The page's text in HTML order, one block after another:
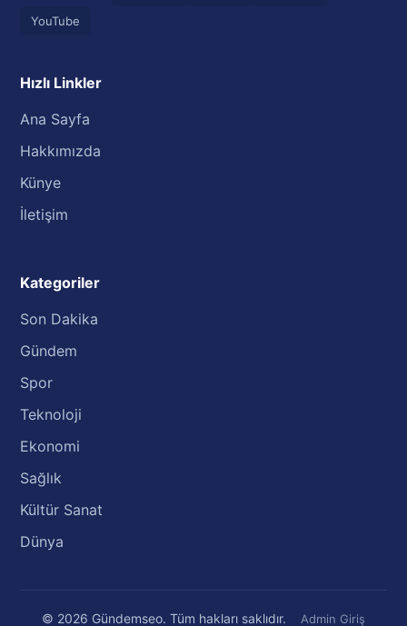
YouTube
Hızlı Linkler
Ana Sayfa
Hakkımızda
Künye
İletişim
Kategoriler
Son Dakika
Gündem
Spor
Teknoloji
Ekonomi
Sağlık
Kültür Sanat
Dünya
© 2026 Gündemseo. Tüm hakları saklıdır. Admin Giriş